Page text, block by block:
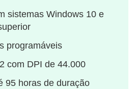
sistemas Windows 10 e
programáveis
com DPI de 44.000
95 horas de duração